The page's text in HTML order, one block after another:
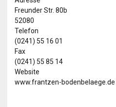
Freunder Str. 80b
52080
Telefon
(0241) 55 16 01
Fax
(0241) 55 85 14
Website
www.frantzen-bodenbelaege.de